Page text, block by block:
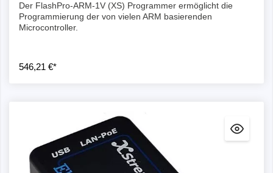
Der FlashPro-ARM-1V (XS) Programmer ermöglicht die
Programmierung der von vielen ARM basierenden
Microcontroller.
546,21 €*